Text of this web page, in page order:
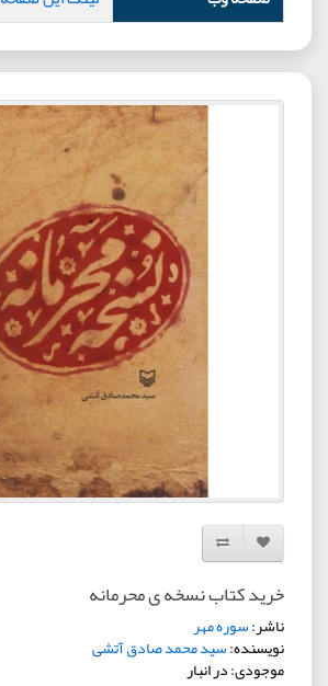
افزودن به لیست دلخواه
مقایسه این محصول
خرید کتاب نسخه ی محرمانه
ناشر:سوره مهر
نویسنده:سید محمد صادق آتشی
موجودی: در انبار